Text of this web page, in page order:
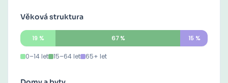
Věková struktura
19 % 67% 15%
0–14 let 15–64 let 65+ let